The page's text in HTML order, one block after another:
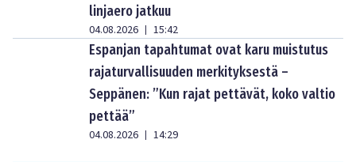
linjaero jatkuu
04.08.2026 | 15:42
Espanjan tapahtumat ovat karu muistutus
rajaturvallisuuden merkityksestä –
Seppänen: ”Kun rajat pettävät, koko valtio
pettää”
04.08.2026 | 14:29